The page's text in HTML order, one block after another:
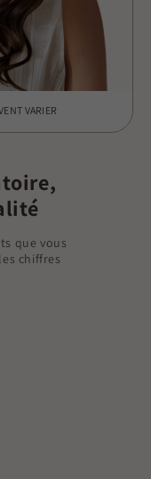
VARIER
que vous
chiffres